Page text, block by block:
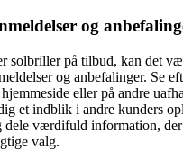
og
solbriller på tilbud, kan det
og anbefalinger. Se
eller på andre
et indblik i andre kunders
dele værdifuld information,
valg.